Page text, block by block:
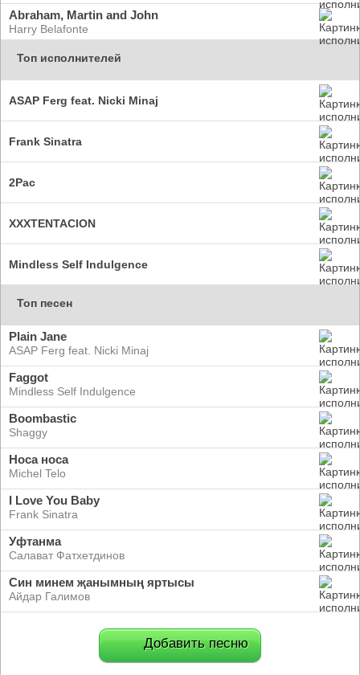
Abraham, Martin and John
Harry Belafonte
Топ исполнителей
ASAP Ferg feat. Nicki Minaj
Frank Sinatra
2Pac
XXXTENTACION
Mindless Self Indulgence
Топ песен
Plain Jane
ASAP Ferg feat. Nicki Minaj
Faggot
Mindless Self Indulgence
Boombastic
Shaggy
Носа носа
Michel Telo
I Love You Baby
Frank Sinatra
Уфтанма
Салават Фатхетдинов
Син минем җанымның яртысы
Айдар Галимов
Добавить песню